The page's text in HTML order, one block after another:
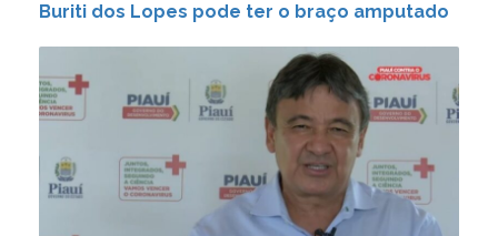
Buriti dos Lopes pode ter o braço amputado